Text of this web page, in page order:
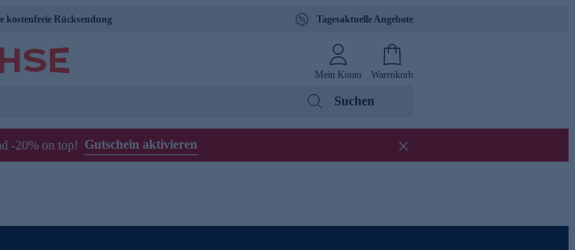
kostenfreie Rücksendung Tagesaktuelle Angebote
Mein Konto Warenkorb
Suchen
-20% on top! Gutschein aktivieren